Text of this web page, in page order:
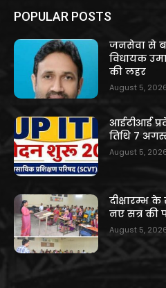
POPULAR POSTS
जनसेवा से
विधायक
की लहर
August 5,
आईटीआई
तिथि 7
August 5,
दीक्षारम्भ
नए सत्र की
August 5,